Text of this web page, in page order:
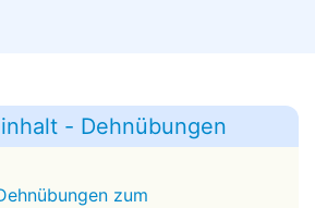
- Dehnübungen
zum